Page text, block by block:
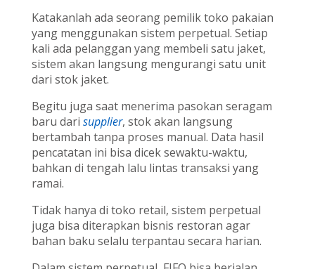
Katakanlah ada seorang pemilik toko pakaian
yang menggunakan sistem perpetual. Setiap
kali ada pelanggan yang membeli satu jaket,
sistem akan langsung mengurangi satu unit
dari stok jaket.
Begitu juga saat menerima pasokan seragam
baru dari supplier, stok akan langsung
bertambah tanpa proses manual. Data hasil
pencatatan ini bisa dicek sewaktu-waktu,
bahkan di tengah lalu lintas transaksi yang
ramai.
Tidak hanya di toko retail, sistem perpetual
juga bisa diterapkan bisnis restoran agar
bahan baku selalu terpantau secara harian.